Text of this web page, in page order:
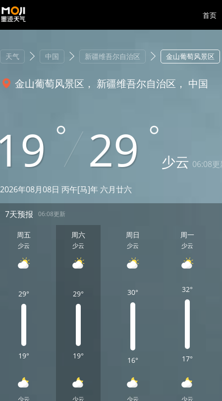
首页
天气 中国 新疆维吾尔自治区 金山葡萄风景区
金山葡萄风景区， 新疆维吾尔自治区， 中国
29 少云 06:08
2026年08月08日 丙午[马]年 六月廿六
7天预报 06:08更新
周五
少云
29°
19°
少云
周六
少云
29°
19°
少云
周日
少云
30°
16°
少云
周一
少云
32°
17°
少云